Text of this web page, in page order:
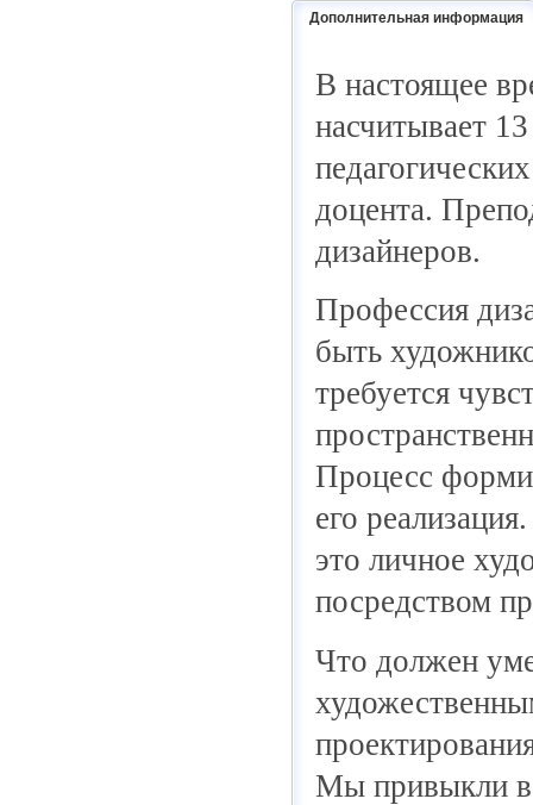
Дополнительная информация
В настоящее
насчитывает
доцента.
дизайнеров.
Профессия
быть
требуется
Процесс
его
это личное
посредством
Что должен
Мы привыкли